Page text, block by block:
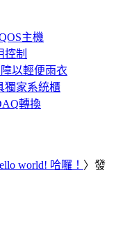
主機
控制
以輕便雨衣
獨家系統櫃
轉換
world! 哈囉！ 〉發